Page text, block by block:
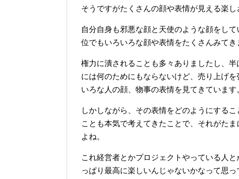
そうですがたくさんの顔や表情が見える楽し
自分自身も邪悪な顔と天使のような顔をし
位でもいろいろな顔や表情をたくさんみてき
権力に潰されることも多々ありましたし、
には何のためにもならないけど、売り上げ
いろな人の顔、物事の表情を見てきています
しかしながら、その表情をどのようにする
ことも本気で考えてきたことで、それがた
よね。
これ経営者とかプロジェクトやっている人
っぱり最高に楽しいんじゃないかなって思っ